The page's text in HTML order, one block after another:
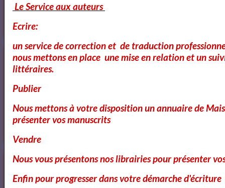
Magazine
Cours Ateliers Formations
Cours et Formation Paris
Cours et Ateliers de Cinema
Le Service aux auteurs
Ecrire:
un service de correction et de traduction
nous mettons en place une mise en relation et un
littéraires.
Publier
Nous mettons à votre disposition un annuaire de
présenter vos manuscrits
Vendre
Nous vous présentons nos librairies pour présenter
Enfin pour progresser dans votre démarche d'écriture